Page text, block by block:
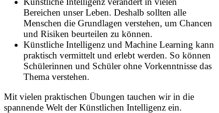
Bereichen unser Leben. Deshalb sollten alle
Menschen die Grundlagen verstehen, um Chancen
und Risiken beurteilen zu können.
Künstliche Intelligenz und Machine Learning kann
praktisch vermittelt und erlebt werden. So können
Schülerinnen und Schüler ohne Vorkenntnisse das
Thema verstehen.
Mit vielen praktischen Übungen tauchen wir in die
spannende Welt der Künstlichen Intelligenz ein.